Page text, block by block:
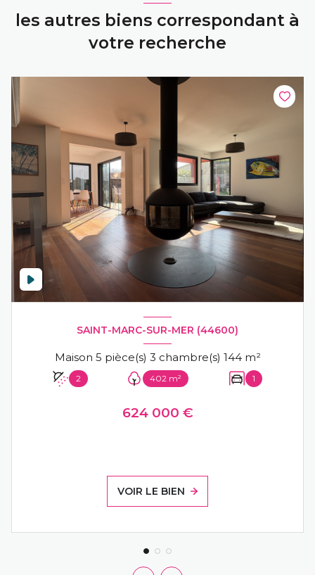
les autres biens correspondant à
votre recherche
SAINT-MARC-SUR-MER (44600)
Maison 5 pièce(s) 3 chambre(s) 144 m²
2 402 m² 1
624 000 €
VOIR LE BIEN